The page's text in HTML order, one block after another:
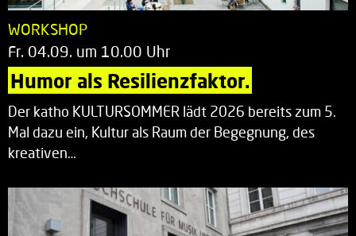
WORKSHOP
Fr. 04.09. um 10.00 Uhr
Humor als Resilienzfaktor.
Der katho KULTURSOMMER lädt 2026 bereits zum 5.
Mal dazu ein, Kultur als Raum der Begegnung, des
kreativen…